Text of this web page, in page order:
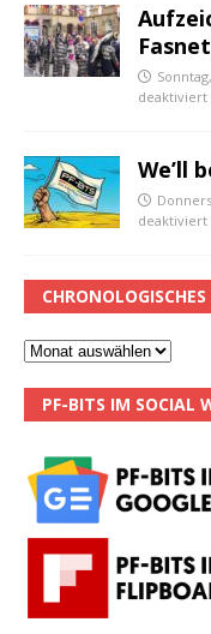
deaktiviert
We’ll
deaktiviert
PF-BITS IM SOCIAL